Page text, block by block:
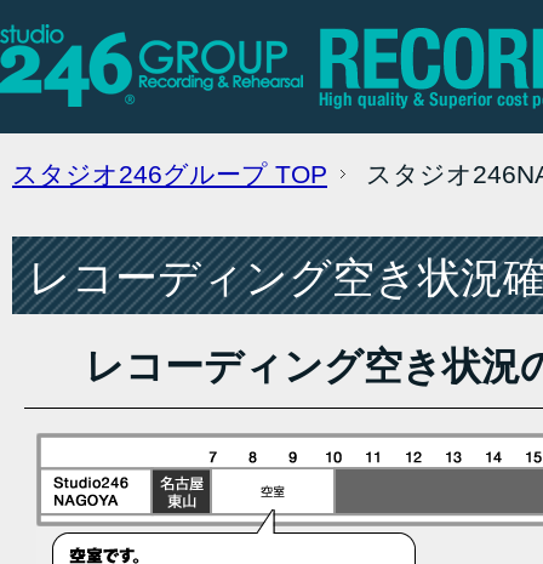
スタジオ246グループ TOP スタジオ
レコーディング空き状況
レコーディング空き状況